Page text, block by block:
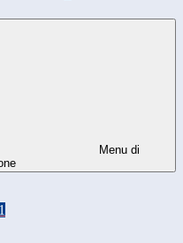
Menu di